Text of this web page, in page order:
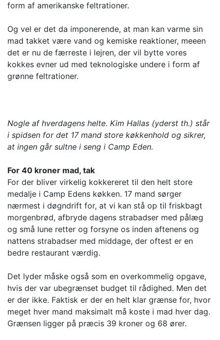
form af amerikanske feltrationer.
Og vel er det da imponerende, at man kan varme sin
mad takket være vand og kemiske reaktioner, meeen
det er nu de færreste i lejren, der vil bytte vores
kokkes evner ud med teknologiske undere i form af
grønne feltrationer.
Nogle af hverdagens helte. Kim Hallas (yderst th.) står
i spidsen for det 17 mand store køkkenhold og sikrer,
at ingen går sultne i seng i Camp Eden.
For 40 kroner mad, tak
For der bliver virkelig kokkereret til den helt store
medalje i Camp Edens køkken. 17 mand sørger
nærmest i døgndrift for, at vi kan stå op til friskbagt
morgenbrød, afbryde dagens strabadser med pålæg
og små lune retter og forsyne os inden aftenens og
nattens strabadser med middage, der oftest er en
bedre restaurant værdig.
Det lyder måske også som en overkommelig opgave,
hvis der var ubegrænset budget til rådighed. Men det
er der ikke. Faktisk er der en helt klar grænse for, hvor
meget hver mand maksimalt må koste i mad hver dag.
Grænsen ligger på præcis 39 kroner og 68 ører.